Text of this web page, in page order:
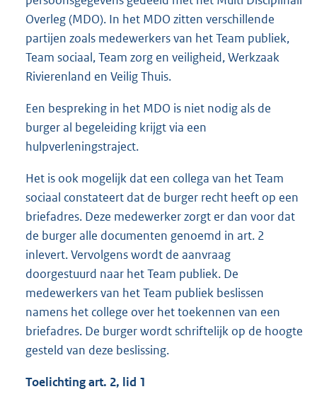
Overleg (MDO). In het MDO zitten verschillende
partijen zoals medewerkers van het Team publiek,
Team sociaal, Team zorg en veiligheid, Werkzaak
Rivierenland en Veilig Thuis.
Een bespreking in het MDO is niet nodig als de
burger al begeleiding krijgt via een
hulpverleningstraject.
Het is ook mogelijk dat een collega van het Team
sociaal constateert dat de burger recht heeft op een
briefadres. Deze medewerker zorgt er dan voor dat
de burger alle documenten genoemd in art. 2
inlevert. Vervolgens wordt de aanvraag
doorgestuurd naar het Team publiek. De
medewerkers van het Team publiek beslissen
namens het college over het toekennen van een
briefadres. De burger wordt schriftelijk op de hoogte
gesteld van deze beslissing.
Toelichting art. 2, lid 1